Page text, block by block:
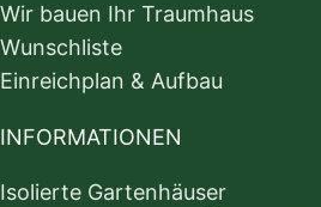
Wir bauen Ihr Traumhaus
Wunschliste
Einreichplan & Aufbau
INFORMATIONEN
Isolierte Gartenhäuser